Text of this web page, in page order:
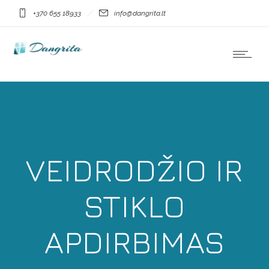
+370 655 18933 info@dangrita.lt
VEIDRODŽIO IR
STIKLO
APDIRBIMAS